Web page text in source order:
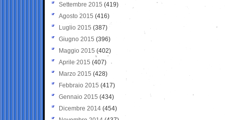
Settembre 2015 (419)
Agosto 2015 (416)
Luglio 2015 (387)
Giugno 2015 (396)
Maggio 2015 (402)
Aprile 2015 (407)
Marzo 2015 (428)
Febbraio 2015 (417)
Gennaio 2015 (434)
Dicembre 2014 (454)